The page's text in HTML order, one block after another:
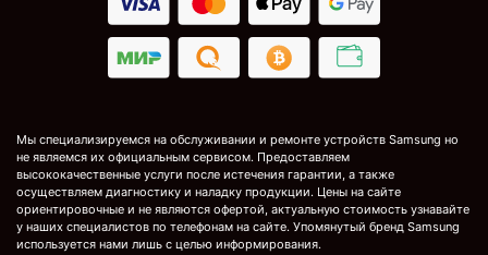
Мы специализируемся на обслуживании и ремонте устройств Samsung но
не являемся их официальным сервисом. Предоставляем
высококачественные услуги после истечения гарантии, а также
осуществляем диагностику и наладку продукции. Цены на сайте
ориентировочные и не являются офертой, актуальную стоимость узнавайте
у наших специалистов по телефонам на сайте. Упомянутый бренд Samsung
используется нами лишь с целью информирования.